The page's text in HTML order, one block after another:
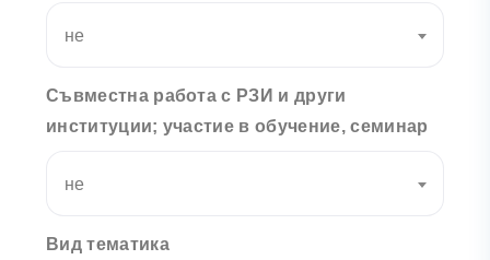
не
Съвместна работа с РЗИ и други
институции; участие в обучение, семинар
не
Вид тематика